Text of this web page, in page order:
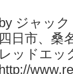
by ジャック
四日市、桑
レッドエッ
http://